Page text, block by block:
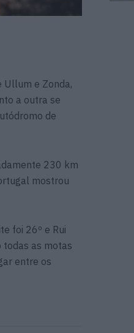
Ullum e Zonda,
a outra se
de
230 km
mostrou
foi 26º e Rui
todas as motas
entre os